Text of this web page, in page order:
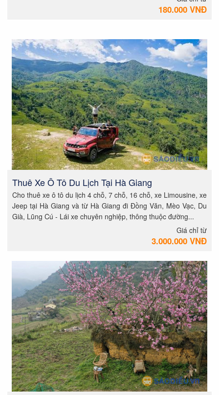
180.000 VNĐ
Thuê Xe Ô Tô Du Lịch Tại Hà Giang
Cho thuê xe ô tô du lịch 4 chỗ, 7 chỗ, 16 chỗ, xe Limousine, xe
Jeep tại Hà Giang và từ Hà Giang đi Đồng Văn, Mèo Vạc, Du
Già, Lũng Cú - Lái xe chuyên nghiệp, thông thuộc đường...
Giá chỉ từ
3.000.000 VNĐ